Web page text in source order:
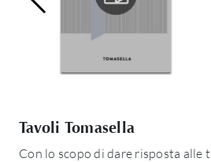
Tavoli Tomasella
Con lo scopo di dare risposta alle